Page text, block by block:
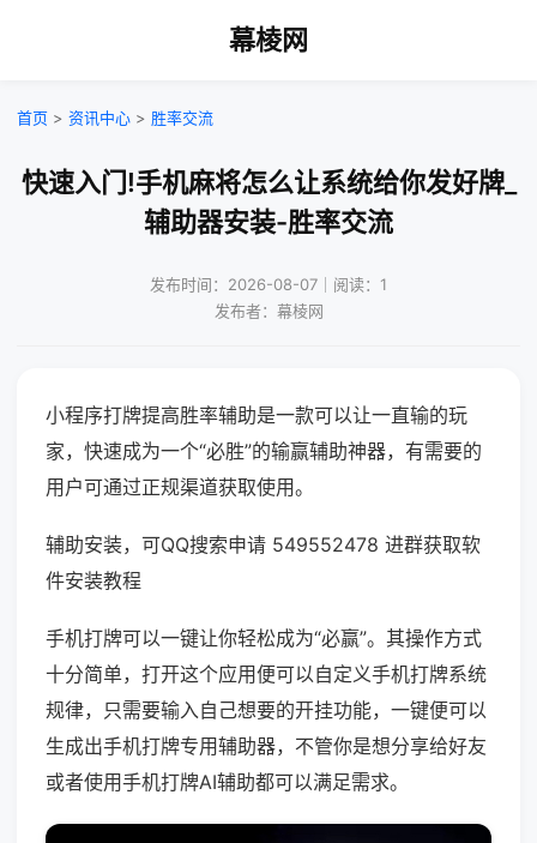
幕棱网
首页 > 资讯中心 > 胜率交流
快速入门!手机麻将怎么让系统给你发好牌_
辅助器安装-胜率交流
发布时间：2026-08-07｜阅读：1
发布者：幕棱网
小程序打牌提高胜率辅助是一款可以让一直输的玩
家，快速成为一个“必胜”的输赢辅助神器，有需要的
用户可通过正规渠道获取使用。
辅助安装，可QQ搜索申请 549552478 进群获取软
件安装教程
手机打牌可以一键让你轻松成为“必赢”。其操作方式
十分简单，打开这个应用便可以自定义手机打牌系统
规律，只需要输入自己想要的开挂功能，一键便可以
生成出手机打牌专用辅助器，不管你是想分享给好友
或者使用手机打牌AI辅助都可以满足需求。